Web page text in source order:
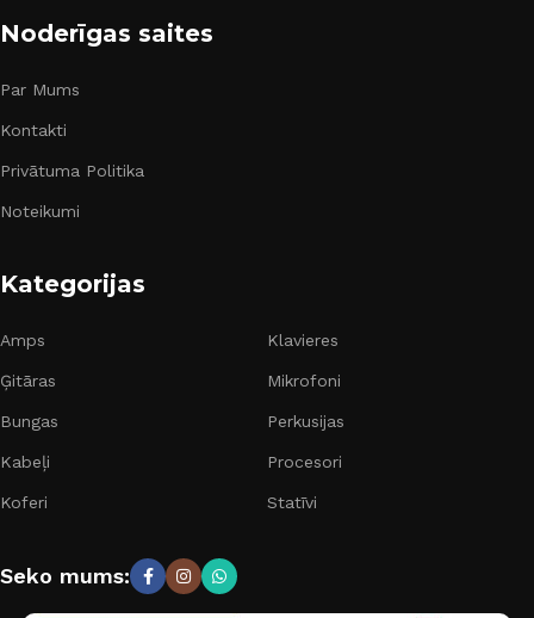
Noderīgas saites
Par Mums
Kontakti
Privātuma Politika
Noteikumi
Kategorijas
Amps
Ģitāras
Bungas
Kabeļi
Koferi
Klavieres
Mikrofoni
Perkusijas
Procesori
Statīvi
Seko mums: